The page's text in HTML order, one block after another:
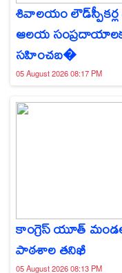
శివాలయం లౌడ్‌స్పీకర్ల
ఆలయ
సహించబ�
05 August 2026 08:17 PM
కాంగ్రెస్ యూత్
పాఠశాల తనిఖీ
05 August 2026 08:13 PM